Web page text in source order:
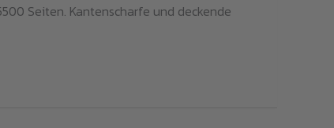
Seiten. Kantenscharfe und deckende